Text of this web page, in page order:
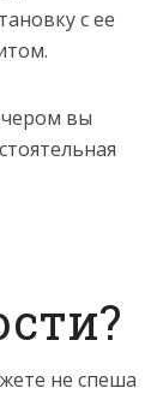
с ее
вы
не спеша